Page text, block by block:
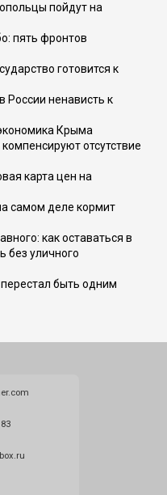
пойдут на
пять фронтов
готовится к
России ненависть к
Крыма
отсутствие
карта цен на
самом деле кормит
как оставаться в
без уличного
быть одним